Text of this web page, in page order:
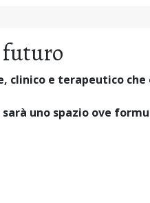
futuro
clinico e terapeutico
uno spazio ove